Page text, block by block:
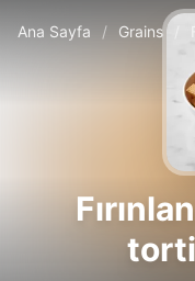
Ana Sayfa / Grains